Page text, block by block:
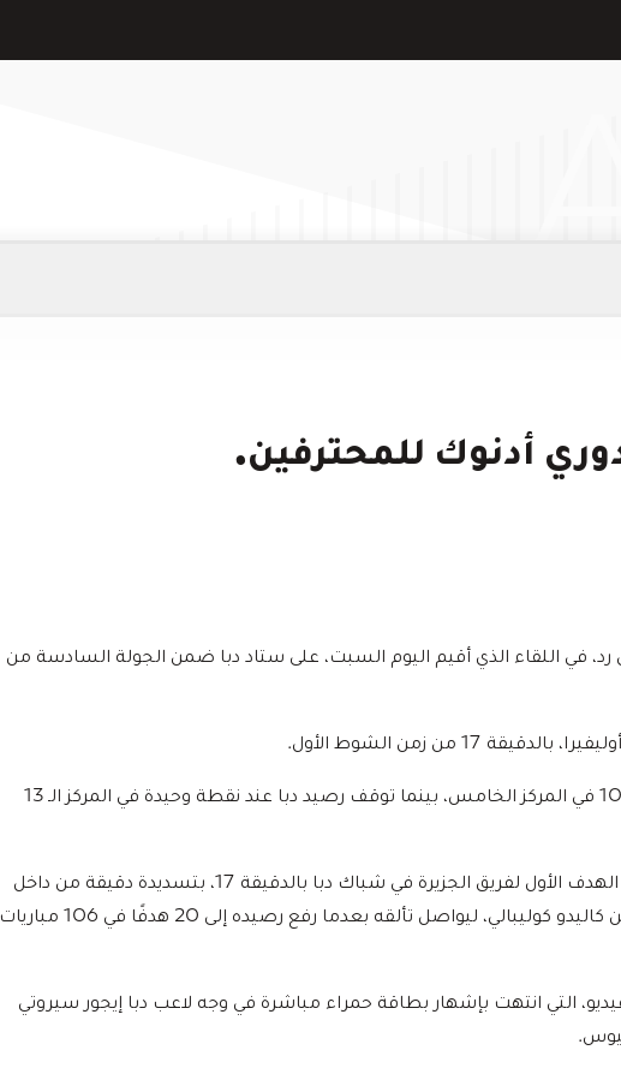
دوري أدنوك للمحترفين.
رد، في اللقاء الذي أقيم اليوم السبت، على ستاد دبا ضمن الجولة السادسة من
17 من زمن الشوط الأول.
ورفع الجزيرة رصيده من النقاط إلى 10 في المركز الخامس، بينما توقف رصيد دبا عند نقطة وحيدة في المركز الـ 13
تمكن برونو دي أوليفيرا من تسجيل الهدف الأول لفريق الجزيرة في شباك دبا بالدقيقة 17، بتسديدة دقيقة من داخل
منطقة الجزاء، بعد تمريرة متقنة من كاليدو كوليبالي، ليواصل تألقه بعدما رفع رصيده إلى 20 هدفًا في 106 مباريات
تدخل تقنية الفيديو، التي انتهت بإشهار بطاقة حمراء مباشرة في وجه لاعب دبا إيجور سيروتي